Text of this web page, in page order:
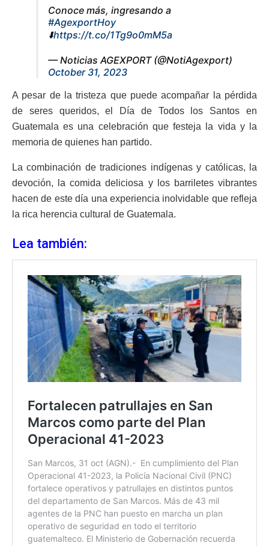
Conoce más, ingresando a
#AgexportHoy
⬇️https://t.co/1Tg9o0mM5a
— Noticias AGEXPORT (@NotiAgexport)
October 31, 2023
A pesar de la tristeza que puede acompañar la pérdida
de seres queridos, el Día de Todos los Santos en
Guatemala es una celebración que festeja la vida y la
memoria de quienes han partido.
La combinación de tradiciones indígenas y católicas, la
devoción, la comida deliciosa y los barriletes vibrantes
hacen de este día una experiencia inolvidable que refleja
la rica herencia cultural de Guatemala.
Lea también: